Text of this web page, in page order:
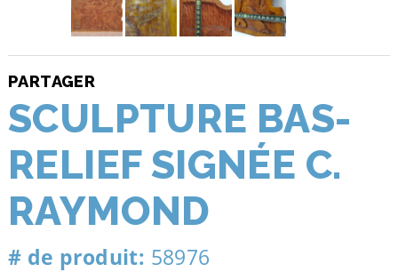
PARTAGER
SCULPTURE BAS-
RELIEF SIGNÉE C.
RAYMOND
# de produit: 58976